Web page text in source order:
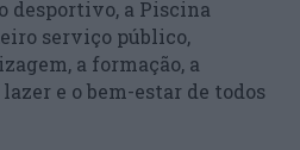
desportivo, a Piscina
serviço público,
a formação, a
e o bem-estar de todos